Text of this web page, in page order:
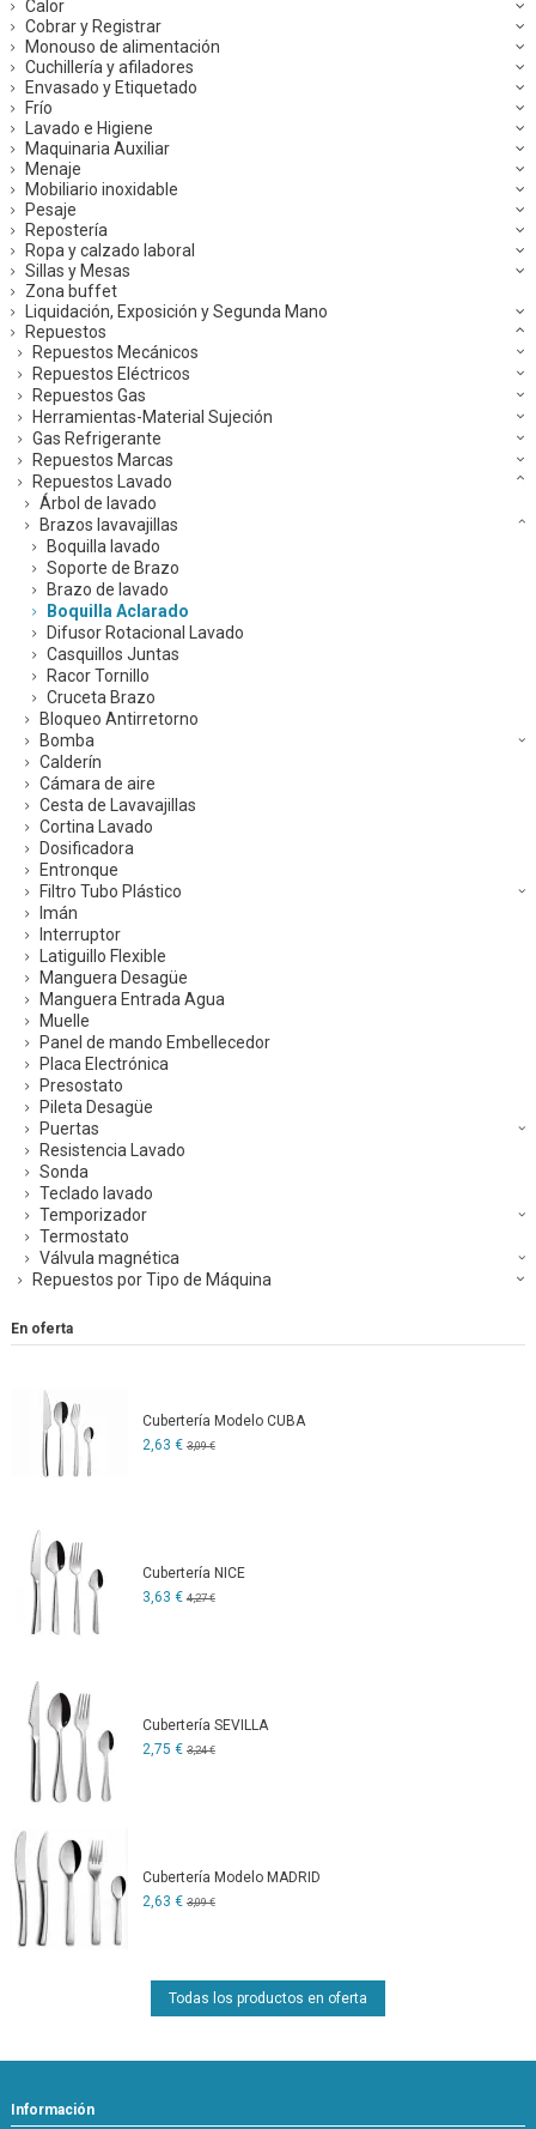
Calor
Cobrar y Registrar
Monouso de alimentación
Cuchillería y afiladores
Envasado y Etiquetado
Frío
Lavado e Higiene
Maquinaria Auxiliar
Menaje
Mobiliario inoxidable
Pesaje
Repostería
Ropa y calzado laboral
Sillas y Mesas
Zona buffet
Liquidación, Exposición y Segunda Mano
Repuestos
Repuestos Mecánicos
Repuestos Eléctricos
Repuestos Gas
Herramientas-Material Sujeción
Gas Refrigerante
Repuestos Marcas
Repuestos Lavado
Árbol de lavado
Brazos lavavajillas
Boquilla lavado
Soporte de Brazo
Brazo de lavado
Boquilla Aclarado
Difusor Rotacional Lavado
Casquillos Juntas
Racor Tornillo
Cruceta Brazo
Bloqueo Antirretorno
Bomba
Calderín
Cámara de aire
Cesta de Lavavajillas
Cortina Lavado
Dosificadora
Entronque
Filtro Tubo Plástico
Imán
Interruptor
Latiguillo Flexible
Manguera Desagüe
Manguera Entrada Agua
Muelle
Panel de mando Embellecedor
Placa Electrónica
Presostato
Pileta Desagüe
Puertas
Resistencia Lavado
Sonda
Teclado lavado
Temporizador
Termostato
Válvula magnética
Repuestos por Tipo de Máquina
En oferta
Cubertería Modelo CUBA
2,63 € 3,09 €
Cubertería NICE
3,63 € 4,27 €
Cubertería SEVILLA
2,75 € 3,24 €
Cubertería Modelo MADRID
2,63 € 3,09 €
Todas los productos en oferta
Información